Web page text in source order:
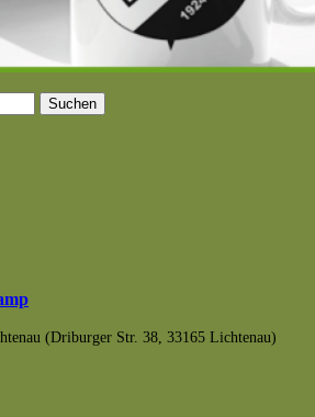
(Driburger Str. 38, 33165 Lichtenau)